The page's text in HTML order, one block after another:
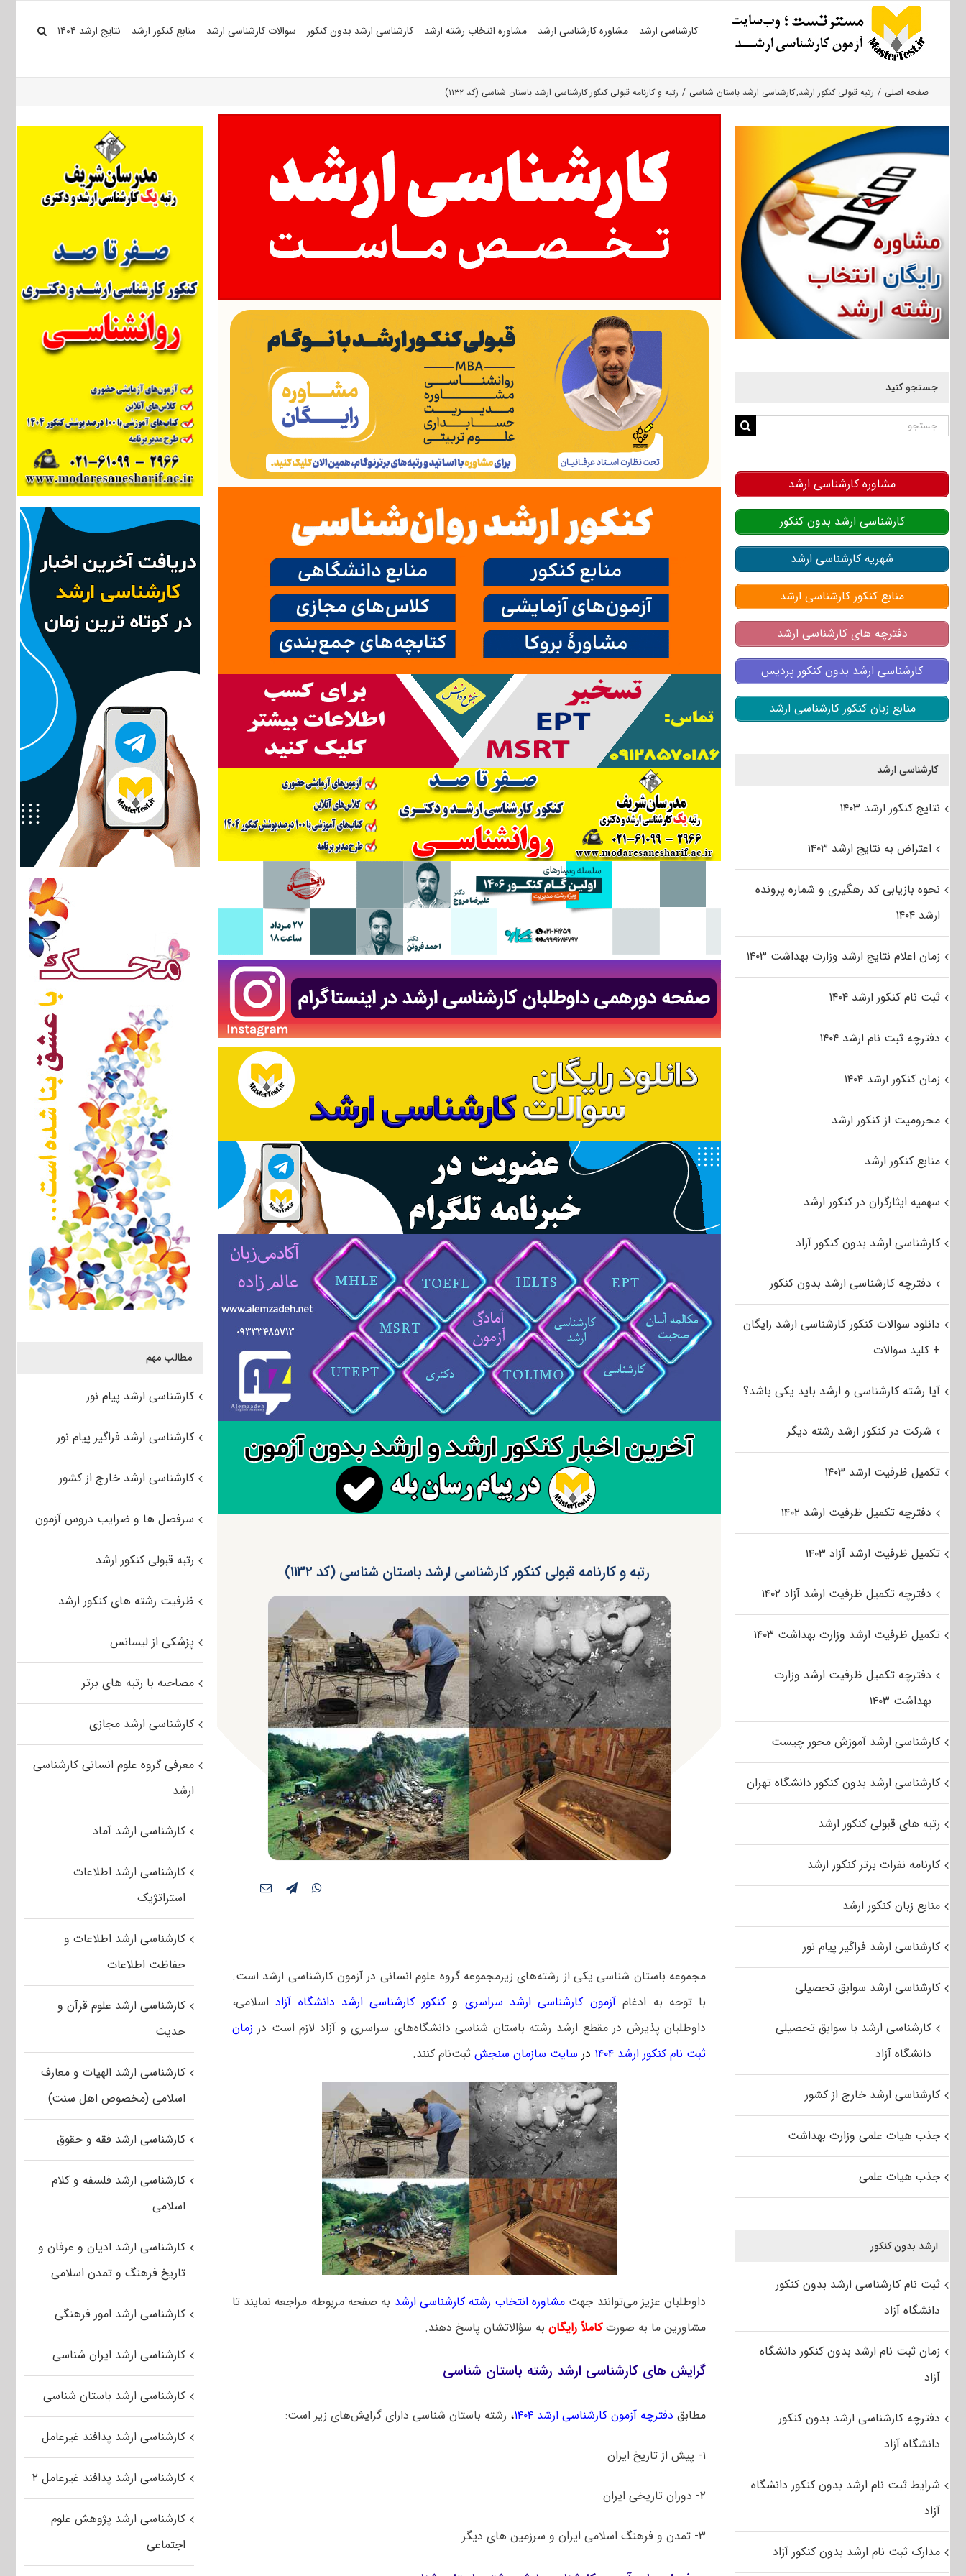
کارشناسی ارشد مشاوره کارشناسی ارشد مشاوره انتخاب رشته ارشد کارشناسی ارشد بدون کنکور سوالات کارشناسی ارشد منابع کنکور ارشد نتایج ارشد ۱۴۰۴
صفحه اصلی رتبه قبولی کنکور ارشد کارشناسی ارشد باستان شناسی رتبه و کارنامه قبولی کنکور کارشناسی ارشد باستان شناسی (کد ۱۱۳۲)
رتبه و کارنامه قبولی کنکور کارشناسی ارشد باستان شناسی (کد ۱۱۳۲)
مجموعه باستان شناسی یکی از رشته‌های زیرمجموعه گروه علوم انسانی در آزمون کارشناسی ارشد است.
با توجه به ادغامآزمون کارشناسی ارشد سراسری وکنکور کارشناسی ارشد دانشگاه آزاد اسلامی،
داوطلبان پذیرش در مقطع ارشد رشته باستان شناسی دانشگاه‌های سراسری و آزاد لازم است در زمان
ثبت نام کنکور ارشد ۱۴۰۴
در سایت سازمان سنجشثبت‌نام کنند.
داوطلبان عزیز می‌توانند جهت مشاوره انتخاب رشته کارشناسی ارشد به صفحه مربوطه مراجعه نمایند تا
مشاورین ما به صورتکاملاً رایگانبه سؤالاتشان پاسخ دهند.
گرایش‌ های کارشناسی ارشد رشته باستان شناسی
مطابق دفترچه آزمون کارشناسی ارشد ۱۴۰۴ ، رشته باستان شناسی دارای گرایش‌های زیر است:
۱- پیش از تاریخ ایران
۲- دوران تاریخی ایران
۳- تمدن و فرهنگ اسلامی ایران و سرزمین های دیگر
مطالب مهم
کارشناسی ارشد پیام نور
کارشناسی ارشد فراگیر پیام نور
کارشناسی ارشد خارج از کشور
سرفصل ها و ضرایب دروس آزمون
رتبه قبولی کنکور ارشد
ظرفیت رشته های کنکور ارشد
پزشکی از لیسانس
مصاحبه با رتبه های برتر
کارشناسی ارشد مجازی
معرفی گروه علوم انسانی کارشناسی
ارشد
کارشناسی ارشد آماد
کارشناسی ارشد اطلاعات
استراتژیک
کارشناسی ارشد اطلاعات و
حفاظت اطلاعات
کارشناسی ارشد علوم قرآن و
حدیث
کارشناسی ارشد الهیات و معارف
اسلامی (مخصوص اهل سنت)
کارشناسی ارشد فقه و حقوق
کارشناسی ارشد فلسفه و کلام
اسلامی
کارشناسی ارشد ادیان و عرفان و
تاریخ فرهنگ و تمدن اسلامی
کارشناسی ارشد امور فرهنگی
کارشناسی ارشد ایران شناسی
کارشناسی ارشد باستان شناسی
کارشناسی ارشد پدافند غیرعامل
کارشناسی ارشد پدافند غیرعامل ۲
کارشناسی ارشد پژوهش علوم
اجتماعی
جستجو کنید
جستجو
مشاوره کارشناسی ارشد
کارشناسی ارشد بدون کنکور
شهریه کارشناسی ارشد
منابع کنکور کارشناسی ارشد
دفترچه های کارشناسی ارشد
کارشناسی ارشد بدون کنکور پردیس
منابع زبان کنکور کارشناسی ارشد
کارشناسی ارشد
نتایج کنکور ارشد ۱۴۰۳
اعتراض به نتایج ارشد ۱۴۰۳
نحوه بازیابی کد رهگیری و شماره پرونده
ارشد ۱۴۰۴
زمان اعلام نتایج ارشد وزارت بهداشت ۱۴۰۳
ثبت نام کنکور ارشد ۱۴۰۴
دفترچه ثبت نام ارشد ۱۴۰۴
زمان کنکور ارشد ۱۴۰۴
محرومیت از کنکور ارشد
منابع کنکور ارشد
سهمیه ایثارگران در کنکور ارشد
کارشناسی ارشد بدون کنکور آزاد
دفترچه کارشناسی ارشد بدون کنکور
دانلود سوالات کنکور کارشناسی ارشد رایگان
+ کلید سوالات
آیا رشته کارشناسی و ارشد باید یکی باشد؟
شرکت در کنکور ارشد رشته دیگر
تکمیل ظرفیت ارشد ۱۴۰۳
دفترچه تکمیل ظرفیت ارشد ۱۴۰۲
تکمیل ظرفیت ارشد آزاد ۱۴۰۳
دفترچه تکمیل ظرفیت ارشد آزاد ۱۴۰۲
تکمیل ظرفیت ارشد وزارت بهداشت ۱۴۰۳
دفترچه تکمیل ظرفیت ارشد وزارت
بهداشت ۱۴۰۳
کارشناسی ارشد آموزش محور چیست
کارشناسی ارشد بدون کنکور دانشگاه تهران
رتبه های قبولی کنکور ارشد
کارنامه نفرات برتر کنکور ارشد
منابع زبان کنکور ارشد
کارشناسی ارشد فراگیر پیام نور
کارشناسی ارشد سوابق تحصیلی
کارشناسی ارشد با سوابق تحصیلی
دانشگاه آزاد
کارشناسی ارشد خارج از کشور
جذب هیات علمی وزارت بهداشت
جذب هیات علمی
ارشد بدون کنکور
ثبت نام کارشناسی ارشد بدون کنکور
دانشگاه آزاد
زمان ثبت نام ارشد بدون کنکور دانشگاه
آزاد
دفترچه کارشناسی ارشد بدون کنکور
دانشگاه آزاد
شرایط ثبت نام ارشد بدون کنکور دانشگاه
آزاد
مدارک ثبت نام ارشد بدون کنکور آزاد